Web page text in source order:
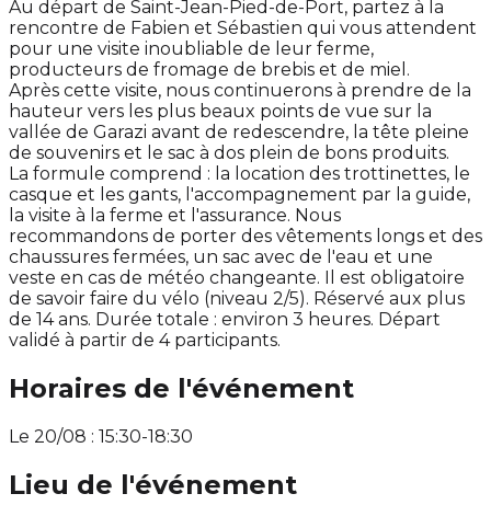
Au départ de Saint-Jean-Pied-de-Port, partez à la
rencontre de Fabien et Sébastien qui vous attendent
pour une visite inoubliable de leur ferme,
producteurs de fromage de brebis et de miel.
Après cette visite, nous continuerons à prendre de la
hauteur vers les plus beaux points de vue sur la
vallée de Garazi avant de redescendre, la tête pleine
de souvenirs et le sac à dos plein de bons produits.
La formule comprend : la location des trottinettes, le
casque et les gants, l'accompagnement par la guide,
la visite à la ferme et l'assurance. Nous
recommandons de porter des vêtements longs et des
chaussures fermées, un sac avec de l'eau et une
veste en cas de météo changeante. Il est obligatoire
de savoir faire du vélo (niveau 2/5). Réservé aux plus
de 14 ans. Durée totale : environ 3 heures. Départ
validé à partir de 4 participants.
Horaires de l'événement
Le 20/08 : 15:30-18:30
Lieu de l'événement